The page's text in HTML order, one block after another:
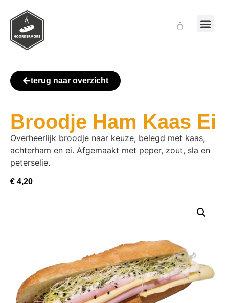
terug naar overzicht
Broodje Ham Kaas Ei
Overheerlijk broodje naar keuze, belegd met kaas,
achterham en ei. Afgemaakt met peper, zout, sla en
peterselie.
€ 4,20